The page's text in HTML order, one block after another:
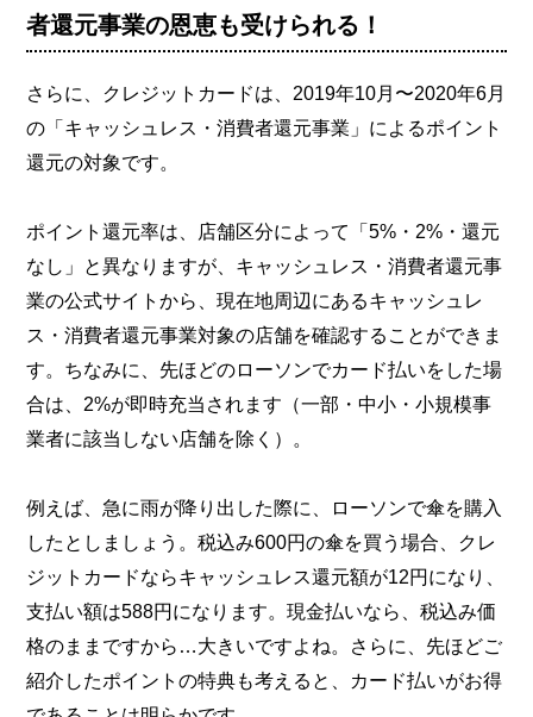
者還元事業の恩恵も受けられる！
さらに、クレジットカードは、2019年10月〜2020年6月
の「キャッシュレス・消費者還元事業」によるポイント
還元の対象です。
ポイント還元率は、店舗区分によって「5%・2%・還元
なし」と異なりますが、キャッシュレス・消費者還元事
業の公式サイトから、現在地周辺にあるキャッシュレ
ス・消費者還元事業対象の店舗を確認することができま
す。ちなみに、先ほどのローソンでカード払いをした場
合は、2%が即時充当されます（一部・中小・小規模事
業者に該当しない店舗を除く）。
例えば、急に雨が降り出した際に、ローソンで傘を購入
したとしましょう。税込み600円の傘を買う場合、クレ
ジットカードならキャッシュレス還元額が12円になり、
支払い額は588円になります。現金払いなら、税込み価
格のままですから…大きいですよね。さらに、先ほどご
紹介したポイントの特典も考えると、カード払いがお得